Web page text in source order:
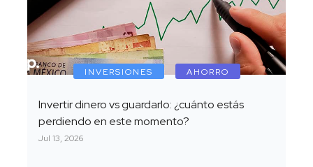
INVERSIONES AHORRO
Invertir dinero vs guardarlo: ¿cuánto estás
perdiendo en este momento?
Jul 13, 2026